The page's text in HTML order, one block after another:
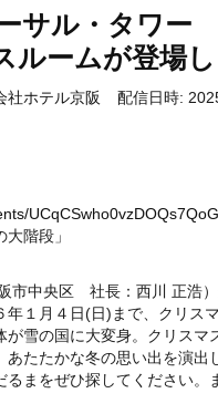
サル・タワー
ルームが登場
社ホテル京阪 配信日時:
階段」
市中央区 社長：西川 正浩
１月４日(日)まで、クリス
雪の国に大変身。クリスマ
たたかな冬の思い出を演
まをぜひ探してください